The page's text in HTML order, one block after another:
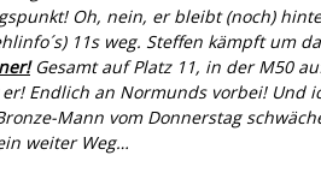
Oh, nein, er bleibt (noch)
11s weg. Steffen kämpft um
Gesamt auf Platz 11, in der M50
Endlich an Normunds vorbei! Und
Mann vom Donnerstag
weiter Weg…